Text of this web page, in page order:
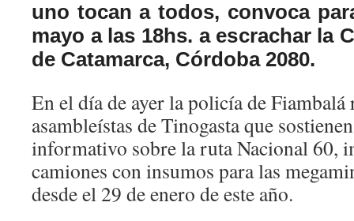
uno tocan a todos, convoca
mayo a las 18hs. a escrachar la
de Catamarca, Córdoba 2080.
En el día de ayer la policía de
asambleístas de Tinogasta que
informativo sobre la ruta Nacional 60,
camiones con insumos para las
desde el 29 de enero de este año.